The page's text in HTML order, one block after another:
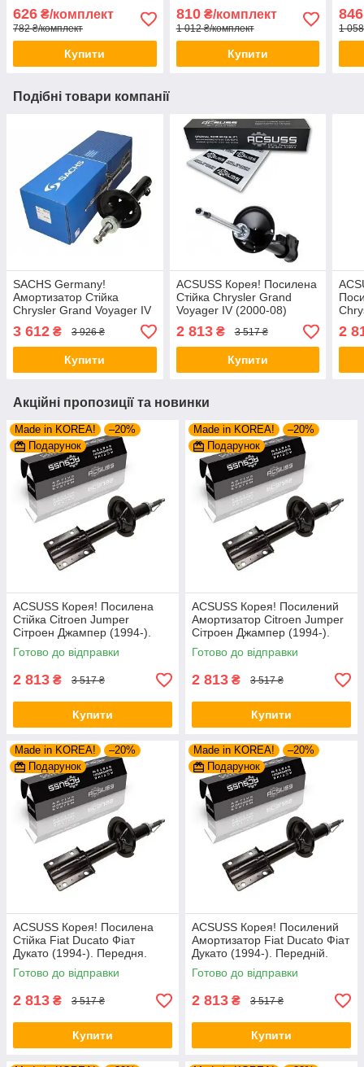
626 ₴/комплект
782 ₴/комплект
Купити
Заднього амортизатора
стійки
810₴/комплект
1 012 ₴/комплект
Купити
846
1
Подібні товари компанії
SACHS Germany!
Амортизатор Стійка
Chrysler Grand Voyager IV
(2000-08) Крайслер Гранд
Вояжер IV. Передній.
310202 , 4743116AA
3 612 ₴ 3 926 ₴
Купити
ACSUSS Корея! Посилена
Стійка Chrysler Grand
Voyager IV (2000-08)
Крайслер Гранд Вояжер
IV. Передня. 310202 ,
4743116AA
2 813₴ 3 517 ₴
Купити
2
Акційні пропозиції та новинки
Made in KOREA!
–20%
Подарунок
ACSUSS Корея! Посилена
Стійка Citroen Jumper
Сітроен Джампер (1994-).
Передня. Шток 25mm.
280975 , 635853
Готово до відправки
2 813 ₴ 3 517 ₴
Купити
Made in KOREA!
–20%
Подарунок
ACSUSS Корея! Посилений
Амортизатор Citroen Jumper
Сітроен Джампер (1994-).
Передній. Шток 25mm.
280975 , 635853
Готово до відправки
2 813 ₴ 3 517 ₴
Купити
Made in KOREA!
–20%
Подарунок
ACSUSS Корея! Посилена
Стійка Fiat Ducato Фіат
Дукато (1994-). Передня.
Шток 25mm. 280975 , 635853
Готово до відправки
2 813 ₴ 3 517 ₴
Купити
Made in KOREA!
–20%
Подарунок
ACSUSS Корея! Посилений
Амортизатор Fiat Ducato Фіат
Дукато (1994-). Передній.
Шток 25mm. 280975 , 635853
Готово до відправки
2 813 ₴ 3 517 ₴
Купити